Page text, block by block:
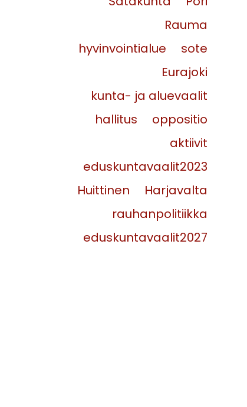
Rauma
hyvinvointialue
sote
Eurajoki
kunta- ja aluevaalit
hallitus
oppositio
aktiivit
eduskuntavaalit2023
Huittinen
Harjavalta
rauhanpolitiikka
eduskuntavaalit2027